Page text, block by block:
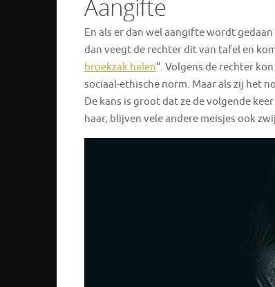
Aangifte
En als er dan wel aangifte wordt
dan veegt de rechter dit van tafel en
broekzak halen“. Volgens de rechter
sociaal-ethische norm. Maar als zij het
De kans is groot dat ze de volgende
haar, blijven vele andere meisjes ook